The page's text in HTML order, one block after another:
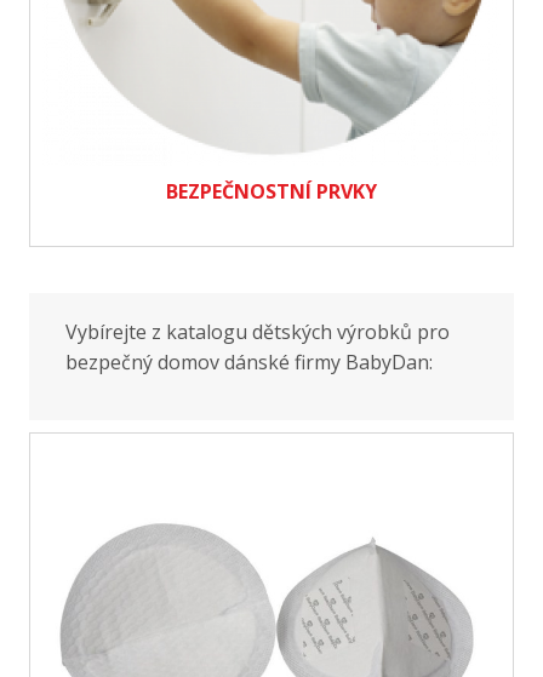
BEZPEČNOSTNÍ PRVKY
Vybírejte z katalogu dětských výrobků pro
bezpečný domov dánské firmy BabyDan: